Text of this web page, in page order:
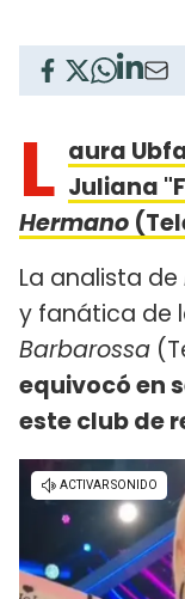
L aura
Juliana
Hermano
La analista de
y fanática de
Barbarossa
equivocó en
este club de